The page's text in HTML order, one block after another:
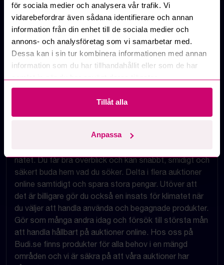
för sociala medier och analysera vår trafik. Vi
vidarebefordrar även sådana identifierare och annan
information från din enhet till de sociala medier och
annons- och analysföretag som vi samarbetar med.
Dessa kan i sin tur kombinera informationen med annan
information som du har tillhandahållit eller som de har
Tillåt alla
Anpassa
Auktioner online - Köp och Sälj
Här på Budi.se finns mängder av auktioner på nätet
inom allt från entreprenad, fordon, design och konst,
IT och datorer, lastbilar, verktyg, maskiner,
musikutrustning, möbler och inredning, restaurang,
produkter från kända varumärken och göra bra affärer.
Besök oss innan du köper nytt, chansen är stor att vi
nätet. Du får bra överblick och kan snabbt, smidigt och
säkert buda hem vad du söker. Delta i flera auktioner
online samtidigt och spara stora pengar. Utöver att
det är billigare gör du också en insats för klimatet när
du väljer att handla använda och begagnade produkter.
Gör som många andra idag och försök till största mån
att handla hållbart på auktioner online. Hos oss på
Budi.se finns produkter för alla behov i en mängd
områden och vi är säkra på att våra auktioner har